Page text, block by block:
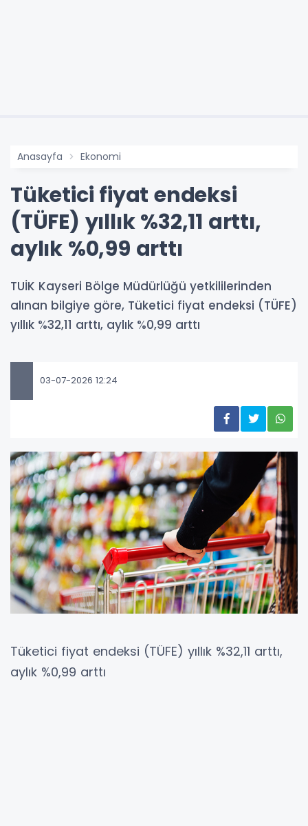
Anasayfa Ekonomi
Tüketici fiyat endeksi
(TÜFE) yıllık %32,11 arttı,
aylık %0,99 arttı
TUİK Kayseri Bölge Müdürlüğü yetkililerinden
alınan bilgiye göre, Tüketici fiyat endeksi (TÜFE)
yıllık %32,11 arttı, aylık %0,99 arttı
03-07-2026 12:24
Tüketici fiyat endeksi (TÜFE) yıllık %32,11 arttı,
aylık %0,99 arttı